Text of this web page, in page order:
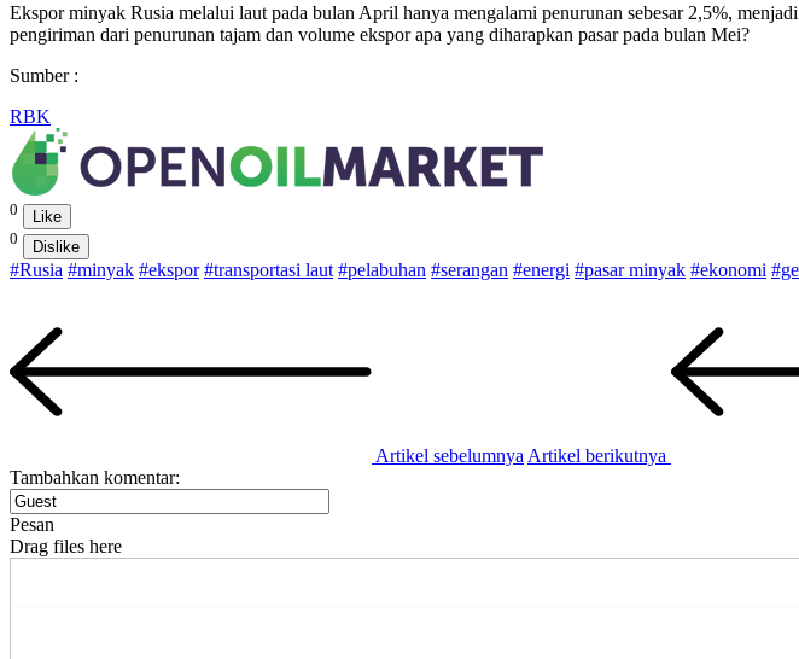
Ekspor minyak Rusia melalui laut pada bulan April hanya mengalami penurunan sebesar 2,5%,
pengiriman dari penurunan tajam dan volume ekspor apa yang diharapkan pasar pada bulan Mei?
Sumber :
RBK
0
Like
0
Dislike
#Rusia #minyak #ekspor #transportasi laut #pelabuhan #serangan #energi #pasar minyak #ekonomi
Artikel sebelumnya Artikel berikutnya
Tambahkan komentar:
Pesan
Drag files here